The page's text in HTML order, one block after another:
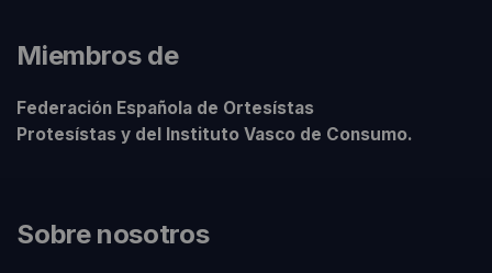
Miembros de
Federación Española de Ortesístas
Protesístas y del Instituto Vasco de Consumo.
Sobre nosotros